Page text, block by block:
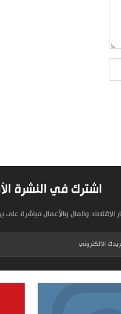
اشترك في النشرة
الاقتصاد والمال والأعمال مباشرة